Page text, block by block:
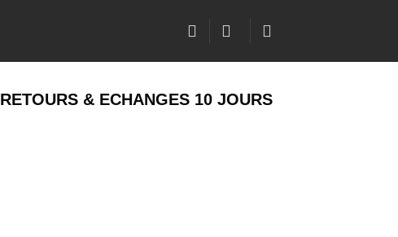
RETOURS & ECHANGES 10 JOURS